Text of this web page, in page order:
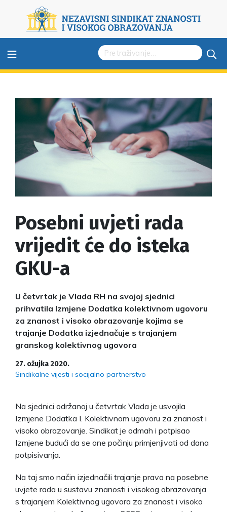
≡
Posebni uvjeti rada
vrijedit će do isteka
GKU-a
U četvrtak je Vlada RH na svojoj sjednici
prihvatila Izmjene Dodatka kolektivnom ugovoru
za znanost i visoko obrazovanje kojima se
trajanje Dodatka izjednačuje s trajanjem
granskog kolektivnog ugovora
27. ožujka 2020.
Sindikalne vijesti i socijalno partnerstvo
Na sjednici održanoj u četvrtak Vlada je usvojila
Izmjene Dodatka I. Kolektivnom ugovoru za znanost i
visoko obrazovanje. Sindikat je odmah i potpisao
Izmjene budući da se one počinju primjenjivati od dana
potpisivanja.
Na taj smo način izjednačili trajanje prava na posebne
uvjete rada u sustavu znanosti i visokog obrazovanja
s trajanjem Kolektivnog ugovora za znanost i visoko